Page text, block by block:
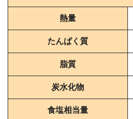
熱量
たんぱく質
脂質
炭水化物
食塩相当量